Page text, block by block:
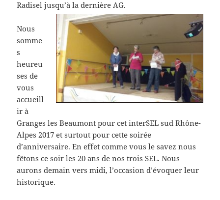
Radisel jusqu’à la dernière AG.
Nous
somme
s
heureu
ses de
vous
accueill
ir à
Granges les Beaumont pour cet interSEL sud Rhône-
Alpes 2017 et surtout pour cette soirée
d’anniversaire. En effet comme vous le savez nous
fêtons ce soir les 20 ans de nos trois SEL. Nous
aurons demain vers midi, l’occasion d’évoquer leur
historique.